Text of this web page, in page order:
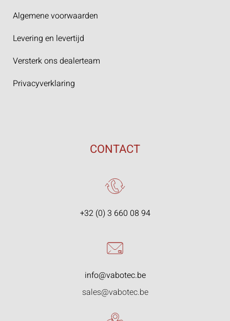
Algemene voorwaarden
Levering en levertijd
Versterk ons dealerteam
Privacyverklaring
CONTACT
+32 (0) 3 660 08 94
info@vabotec.be
sales@vabotec.be